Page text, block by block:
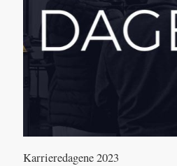
Karrieredagene 2023